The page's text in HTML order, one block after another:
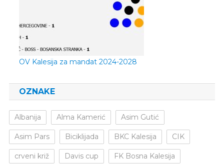
OV Kalesija za mandat 2024-2028
OZNAKE
Albanija Alma Kamerić Asim Gutić
Asim Pars Biciklijada BKC Kalesija CIK
crveni križ Davis cup FK Bosna Kalesija